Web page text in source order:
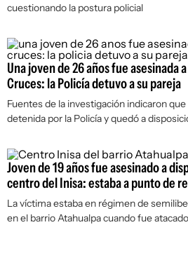
cuestionando la postura policial
Una joven de 26 años fue asesinada
Cruces: la Policía detuvo a su pareja
Fuentes de la investigación indicaron
detenida por la Policía y quedó a
Joven de 19 años fue asesinado a
centro del Inisa: estaba a punto de
La víctima estaba en régimen de
en el barrio Atahualpa cuando fue atacado